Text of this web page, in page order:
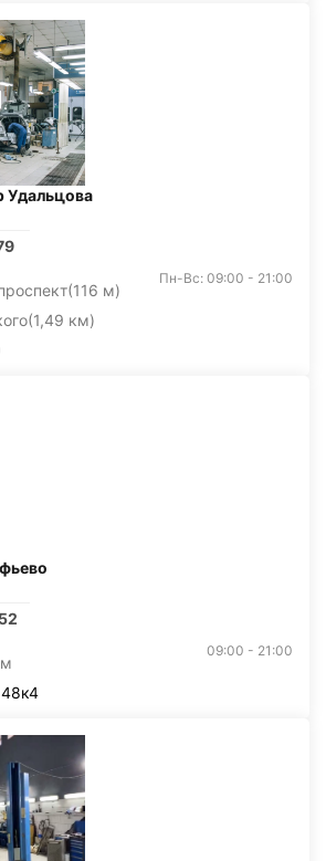
Удальцова
(116 м)
(1,49 км)
Пн-Вс: 09:00 - 21:00
09:00 - 21:00